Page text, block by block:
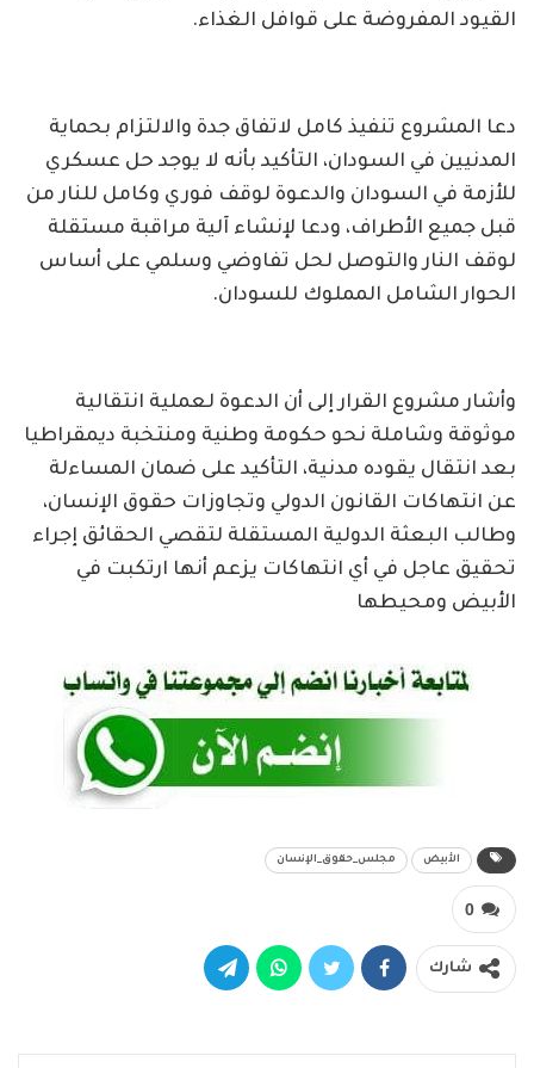
القيود المفروضة على قوافل الغذاء.
دعا المشروع تنفيذ كامل لاتفاق جدة والالتزام بحماية
المدنيين في السودان، التأكيد بأنه لا يوجد حل عسكري
للأزمة في السودان والدعوة لوقف فوري وكامل للنار من
قبل جميع الأطراف، ودعا لإنشاء آلية مراقبة مستقلة
لوقف النار والتوصل لحل تفاوضي وسلمي على أساس
الحوار الشامل المملوك للسودان.
وأشار مشروع القرار إلى أن الدعوة لعملية انتقالية
موثوقة وشاملة نحو حكومة وطنية ومنتخبة ديمقراطيا
بعد انتقال يقوده مدنية، التأكيد على ضمان المساءلة
عن انتهاكات القانون الدولي وتجاوزات حقوق الإنسان،
وطالب البعثة الدولية المستقلة لتقصي الحقائق إجراء
تحقيق عاجل في أي انتهاكات يزعم أنها ارتكبت في
الأبيض ومحيطها
الأبيض مجلس_حقوق_الإنسان
0
شارك